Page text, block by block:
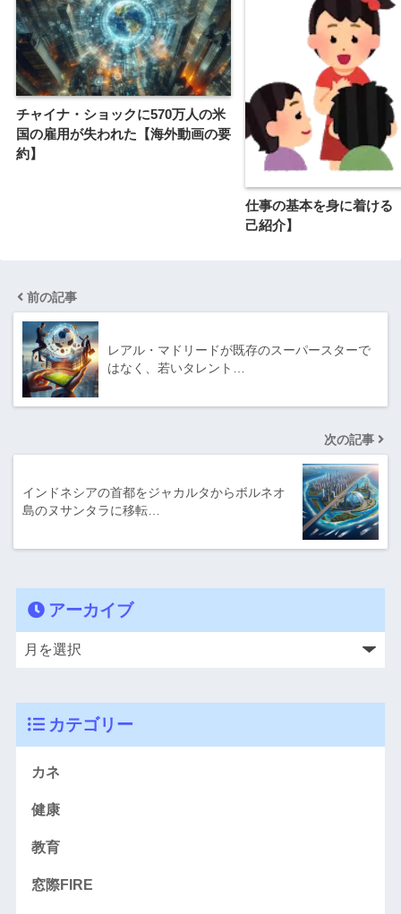
チャイナ・ショックに570万人の米
国の雇用が失われた【海外動画の要
約】
仕事の基本を身に着ける
己紹介】
前の記事
レアル・マドリードが既存のスーパースターで
はなく、若いタレント…
次の記事
インドネシアの首都をジャカルタからボルネオ
島のヌサンタラに移転…
アーカイブ
カテゴリー
カネ
健康
教育
窓際FIRE